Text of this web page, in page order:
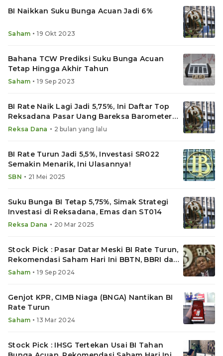
BI Naikkan Suku Bunga Acuan Jadi 6%
Saham • 19 Okt 2023
Bahana TCW Prediksi Suku Bunga Acuan
Tetap Hingga Akhir Tahun
Saham • 19 Sep 2023
BI Rate Naik Lagi Jadi 5,75%, Ini Daftar Top
Reksadana Pasar Uang Bareksa Barometer
Mei 2026
Reksa Dana • 2 bulan yang lalu
BI Rate Turun Jadi 5,5%, Investasi SR022
Semakin Menarik, Ini Ulasannya!
SBN • 21 Mei 2025
Suku Bunga BI Tetap 5,75%, Simak Strategi
Investasi di Reksadana, Emas dan ST014
Reksa Dana • 20 Mar 2025
Stock Pick : Pasar Datar Meski BI Rate Turun,
Rekomendasi Saham Hari Ini BBTN, BBRI dan
SMRA
Saham • 19 Sep 2024
Genjot KPR, CIMB Niaga (BNGA) Nantikan BI
Rate Turun
Saham • 13 Mar 2024
Stock Pick : IHSG Tertekan Usai BI Tahan